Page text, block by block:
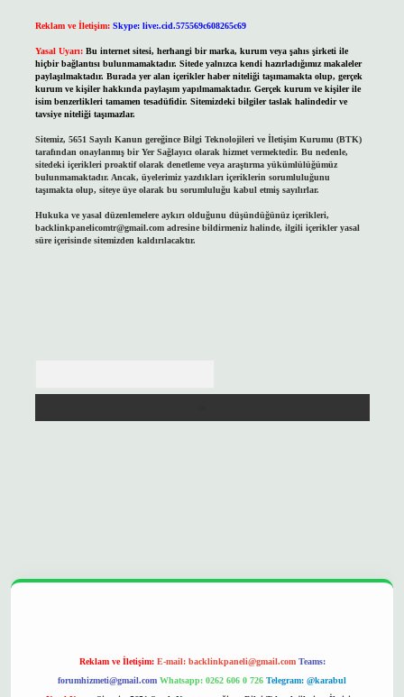
Reklam ve İletişim: Skype: live:.cid.575569c608265c69
Yasal Uyarı: Bu internet sitesi, herhangi bir marka, kurum veya şahıs şirketi ile
hiçbir bağlantısı bulunmamaktadır. Sitede yalnızca kendi hazırladığımız makaleler
paylaşılmaktadır. Burada yer alan içerikler haber niteliği taşımamakta olup, gerçek
kurum ve kişiler hakkında paylaşım yapılmamaktadır. Gerçek kurum ve kişiler ile
isim benzerlikleri tamamen tesadüfidir. Sitemizdeki bilgiler taslak halindedir ve
tavsiye niteliği taşımazlar.
Sitemiz, 5651 Sayılı Kanun gereğince Bilgi Teknolojileri ve İletişim Kurumu (BTK)
tarafından onaylanmış bir Yer Sağlayıcı olarak hizmet vermektedir. Bu nedenle,
sitedeki içerikleri proaktif olarak denetleme veya araştırma yükümlülüğümüz
bulunmamaktadır. Ancak, üyelerimiz yazdıkları içeriklerin sorumluluğunu
taşımakta olup, siteye üye olarak bu sorumluluğu kabul etmiş sayılırlar.
Hukuka ve yasal düzenlemelere aykırı olduğunu düşündüğünüz içerikleri,
backlinkpanelicomtr@gmail.comadresine bildirmeniz halinde, ilgili içerikler yasal
süre içerisinde sitemizden kaldırılacaktır.
Reklam ve İletişim: E-mail: backlinkpaneli@gmail.com Teams:
forumhizmeti@gmail.com Whatsapp: 0262 606 0 726 Telegram: @karabul